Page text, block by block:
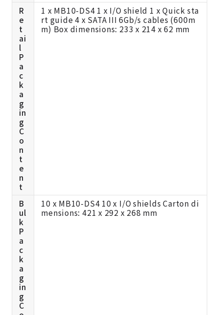
R
e
t
ai
l
P
a
c
k
a
g
in
g
C
o
n
t
e
n
t
1 x MB10-DS4 1 x I/O shield 1 x Quick sta
rt guide 4 x SATA III 6Gb/s cables (600m
m) Box dimensions: 233 x 214 x 62 mm
B
ul
k
P
a
c
k
a
g
in
g
C
10 x MB10-DS4 10 x I/O shields Carton di
mensions: 421 x 292 x 268 mm